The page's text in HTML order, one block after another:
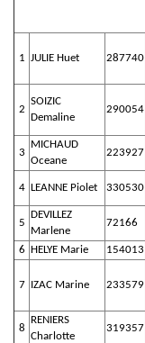
1 JULIE Huet 287740
2
SOIZIC
Demaline
290054
3
MICHAUD
Oceane
223927
4 LEANNE Piolet 330530
5
DEVILLEZ
Marlene
72166
6 HELYE Marie 154013
7 IZAC Marine 233579
8
RENIERS
Charlotte
319357